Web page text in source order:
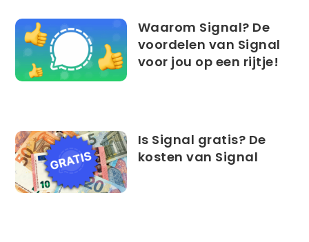
Waarom Signal? De
voordelen van Signal
voor jou op een rijtje!
Is Signal gratis? De
kosten van Signal